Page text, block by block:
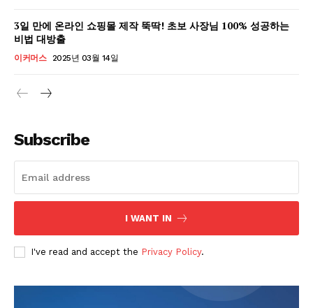
GB leader
SUBSCRIBE NOW
3일 만에 온라인 쇼핑몰 제작 뚝딱! 초보 사장님 100% 성공하는
비법 대방출
이커머스 2025년 03월 14일
Subscribe
I WANT IN
I've read and accept the Privacy Policy.